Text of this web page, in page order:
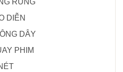
RUNG
DIỄN
DÂY
PHIM